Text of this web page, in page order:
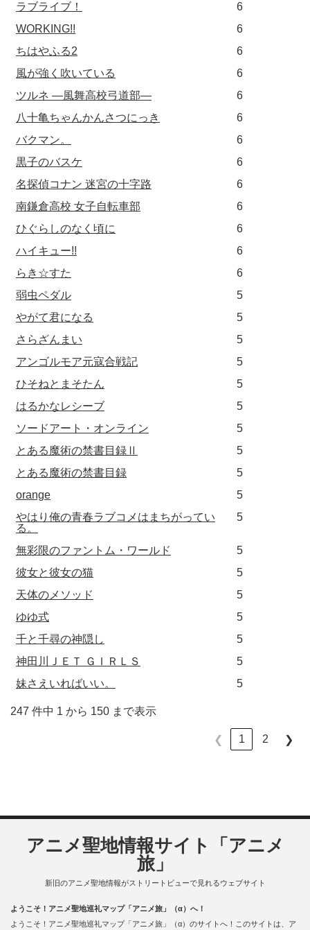
ラブライブ！
6
WORKING!!
6
ちはやふる2
6
風が強く吹いている
6
ツルネ ―風舞高校弓道部―
6
八十亀ちゃんかんさつにっき
6
バクマン。
6
黒子のバスケ
6
名探偵コナン 迷宮の十字路
6
南鎌倉高校 女子自転車部
6
ひぐらしのなく頃に
6
ハイキュー!!
6
らき☆すた
6
弱虫ペダル
5
やがて君になる
5
さらざんまい
5
アンゴルモア元寇合戦記
5
ひそねとまそたん
5
はるかなレシーブ
5
ソードアート・オンライン
5
とある魔術の禁書目録Ⅱ
5
とある魔術の禁書目録
5
orange
5
やはり俺の青春ラブコメはまちがってい
る。
5
無彩限のファントム・ワールド
5
彼女と彼女の猫
5
天体のメソッド
5
ゆゆ式
5
千と千尋の神隠し
5
神田川ＪＥＴ ＧＩＲＬＳ
5
妹さえいればいい。
5
247 件中 1 から 150 まで表示
❮ 1 2 ❯
アニメ聖地情報サイト「アニメ
旅」
新旧のアニメ聖地情報がストリートビューで見れるウェブサイト
ようこそ！アニメ聖地巡礼マップ「アニメ旅」（α）へ！
ようこそ！アニメ聖地巡礼マップ「アニメ旅」（α）のサイトへ！このサイトは、ア